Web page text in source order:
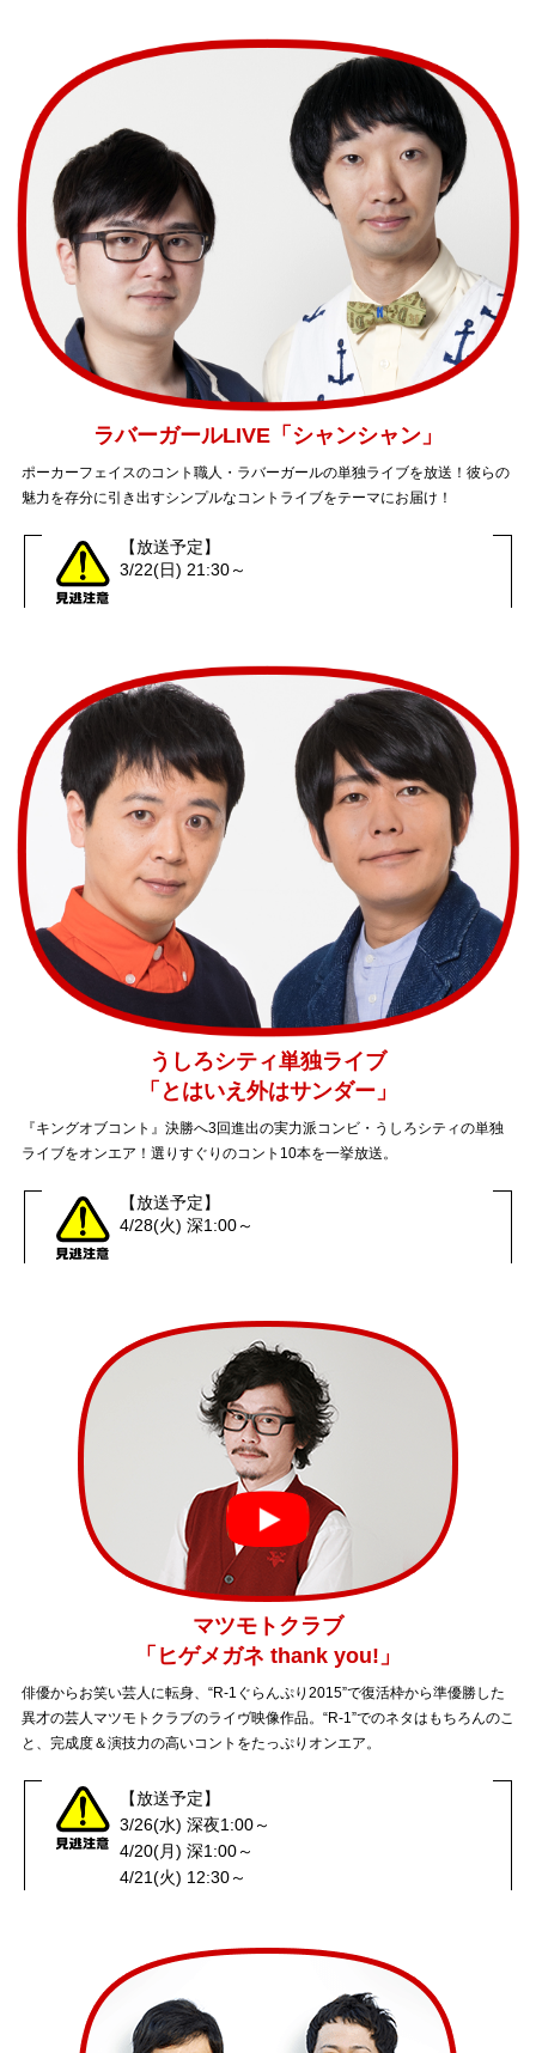
ラバーガールLIVE「シャンシャン」
ポーカーフェイスのコント職人・ラバーガールの単独ライブを放送！彼らの
魅力を存分に引き出すシンプルなコントライブをテーマにお届け！
【放送予定】
3/22(日) 21:30～
うしろシティ単独ライブ
「とはいえ外はサンダー」
『キングオブコント』決勝へ3回進出の実力派コンビ・うしろシティの単独
ライブをオンエア！選りすぐりのコント10本を一挙放送。
【放送予定】
4/28(火) 深1:00～
マツモトクラブ
「ヒゲメガネ thank you!」
俳優からお笑い芸人に転身、“R-1ぐらんぷり2015”で復活枠から準優勝した
異才の芸人マツモトクラブのライヴ映像作品。“R-1”でのネタはもちろんのこ
と、完成度＆演技力の高いコントをたっぷりオンエア。
【放送予定】
3/26(水) 深夜1:00～
4/20(月) 深1:00～
4/21(火) 12:30～